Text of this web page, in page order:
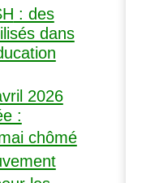
: des
dans
2026
:
chômé